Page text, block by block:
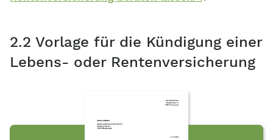
2.2 Vorlage für die Kündigung einer
Lebens- oder Rentenversicherung